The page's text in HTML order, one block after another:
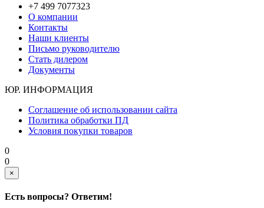
+7 499 7077323
О компании
Контакты
Наши клиенты
Письмо руководителю
Стать дилером
Документы
ЮР. ИНФОРМАЦИЯ
Соглашение об использовании сайта
Политика обработки ПД
Условия покупки товаров
0
0
×
Есть вопросы? Ответим!